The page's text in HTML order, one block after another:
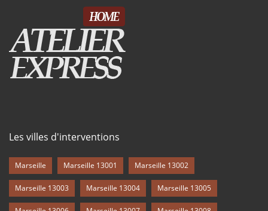
Les villes d'interventions
Marseille Marseille 13001 Marseille 13002
Marseille 13003 Marseille 13004 Marseille 13005